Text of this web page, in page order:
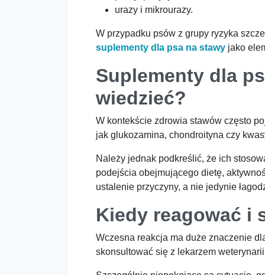
urazy i mikrourazy.
W przypadku psów z grupy ryzyka
suplementy dla psa na stawy jako
Suplementy dla
wiedzieć?
W kontekście zdrowia stawów często
jak glukozamina, chondroityna czy
Należy jednak podkreślić, że ich
podejścia obejmującego dietę,
ustalenie przyczyny, a nie jedynie
Kiedy reagować i
Wczesna reakcja ma duże znaczenie
skonsultować się z lekarzem